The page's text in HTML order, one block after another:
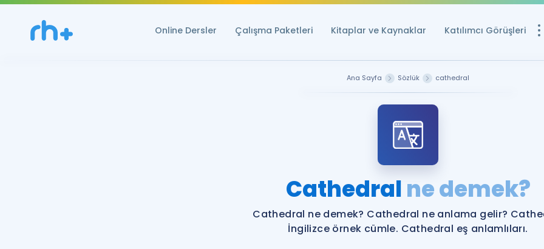
Online Dersler Çalışma Paketleri Kitaplar ve Kaynaklar Katılımcı Görüşleri
YDS ve YÖKDİL
YDS ve YÖKDİL'e
Ana Sayfa Sözlük cathedral
Cathedralne demek?
Cathedral ne demek? Cathedral ne anlama gelir?
İngilizce örnek cümle. Cathedral eş anlamlıları.